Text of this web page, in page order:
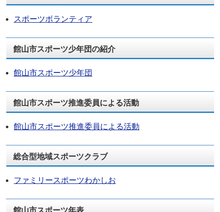
スポーツボランティア
館山市スポーツ少年団の紹介
館山市スポーツ少年団
館山市スポーツ推進委員による活動
館山市スポーツ推進委員による活動
総合型地域スポーツクラブ
ファミリースポーツわかしお
館山市スポーツ年表